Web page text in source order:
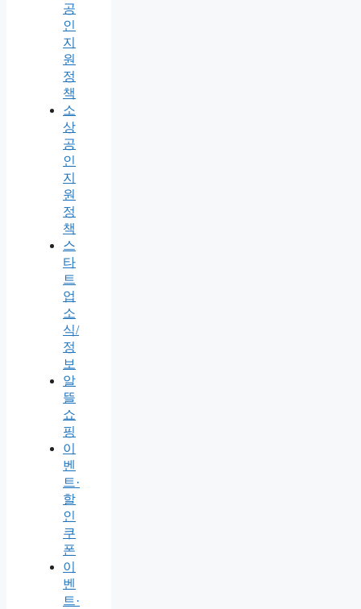
공
인
지
원
정
책
소
상
공
인
지
원
정
책
스
타
트
업
소
식/
정
보
알
뜰
쇼
핑
이
벤
트·
할
인
쿠
폰
이
벤
트·